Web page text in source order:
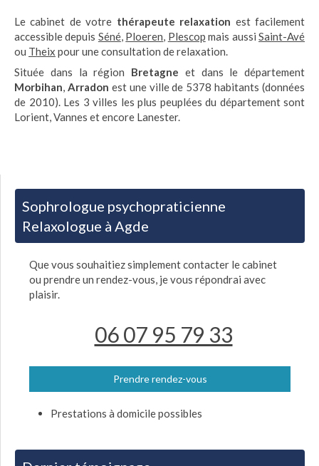
Le cabinet de votre thérapeute relaxation est facilement
accessible depuis Séné, Ploeren, Plescop mais aussiSaint-Avé
ou Theix pour une consultation de relaxation.
Située dans la région Bretagne et dans le département
Morbihan, Arradon est une ville de 5378 habitants (données
de 2010). Les 3 villes les plus peuplées du département sont
Lorient, Vannes et encore Lanester.
Sophrologue psychopraticienne
Relaxologue à Agde
Que vous souhaitiez simplement contacter le cabinet
ou prendre un rendez-vous, je vous répondrai avec
plaisir.
06 07 95 79 33
Prendre rendez-vous
Prestations à domicile possibles